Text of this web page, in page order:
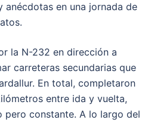
en una jornada de
la N-232 en dirección a
carreteras secundarias que
En total, completaron
entre ida y vuelta,
pero constante. A lo largo del